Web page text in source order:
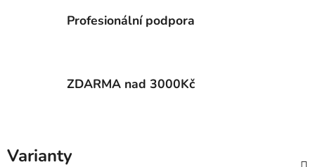
Profesionální podpora
ZDARMA nad 3000Kč
Varianty